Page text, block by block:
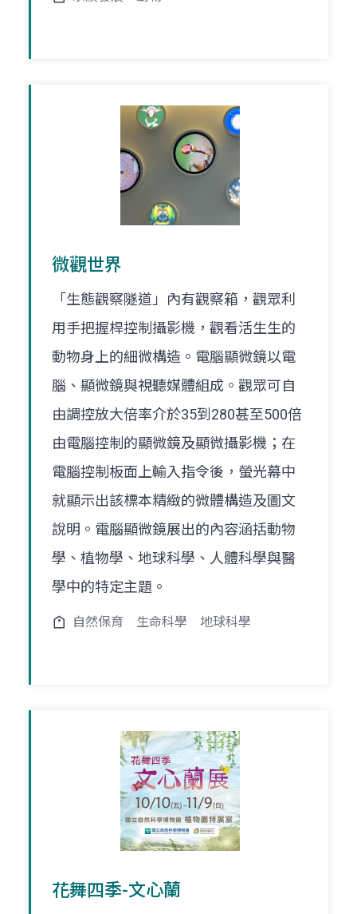
微觀世界
「生態觀察隧道」內有觀察箱，觀眾利
用手把握桿控制攝影機，觀看活生生的
動物身上的細微構造。電腦顯微鏡以電
腦、顯微鏡與視聽媒體組成。觀眾可自
由調控放大倍率介於35到280甚至500倍
由電腦控制的顯微鏡及顯微攝影機；在
電腦控制板面上輸入指令後，螢光幕中
就顯示出該標本精緻的微體構造及圖文
說明。電腦顯微鏡展出的內容涵括動物
學、植物學、地球科學、人體科學與醫
學中的特定主題。
自然保育 生命科學 地球科學
花舞四季-文心蘭